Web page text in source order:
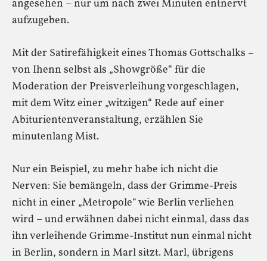
angesehen – nur um nach zwei Minuten entnervt
aufzugeben.
Mit der Satirefähigkeit eines Thomas Gottschalks –
von Ihenn selbst als „Showgröße“ für die
Moderation der Preisverleihung vorgeschlagen,
mit dem Witz einer „witzigen“ Rede auf einer
Abiturientenveranstaltung, erzählen Sie
minutenlang Mist.
Nur ein Beispiel, zu mehr habe ich nicht die
Nerven: Sie bemängeln, dass der Grimme-Preis
nicht in einer „Metropole“ wie Berlin verliehen
wird – und erwähnen dabei nicht einmal, dass das
ihn verleihende Grimme-Institut nun einmal nicht
in Berlin, sondern in Marl sitzt. Marl, übrigens